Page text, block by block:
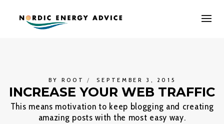
BY ROOT SEPTEMBER 3, 2015
INCREASE YOUR WEB TRAFFIC
This means motivation to keep blogging and creating
amazing posts with the most easy way.